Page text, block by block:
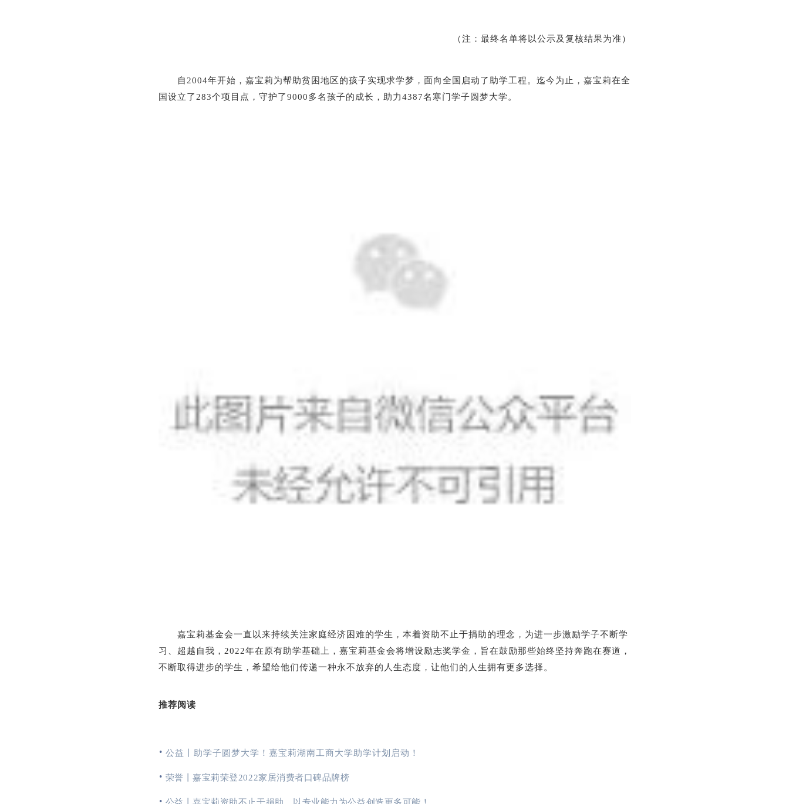
（注：最终名单将以公示及复核结果为准）
自2004年开始，嘉宝莉为帮助贫困地区的孩子实现求学梦，面向全国启动了助学工程。迄今为止，嘉宝莉在全
国设立了283个项目点，守护了9000多名孩子的成长，助力4387名寒门学子圆梦大学。
嘉宝莉基金会一直以来持续关注家庭经济困难的学生，本着资助不止于捐助的理念，为进一步激励学子不断学
习、超越自我，2022年在原有助学基础上，嘉宝莉基金会将增设励志奖学金，旨在鼓励那些始终坚持奔跑在赛道，
不断取得进步的学生，希望给他们传递一种永不放弃的人生态度，让他们的人生拥有更多选择。
推荐阅读
· 公益丨助学子圆梦大学！嘉宝莉湖南工商大学助学计划启动！
· 荣誉丨嘉宝莉荣登2022家居消费者口碑品牌榜
·